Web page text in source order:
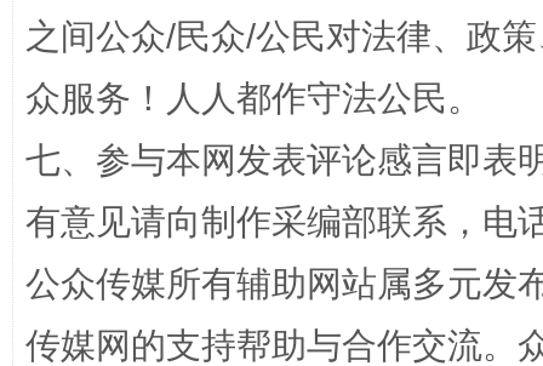
东山县通报“牛蛙产品抗生素超标问题” 法
之间公众/民众/公民对法律、政
众服务！人人都作守法公民。
七、参与本网发表评论感言即表
有意见请向制作采编部联系，电
公众传媒所有辅助网站属多元发
传媒网的支持帮助与合作交流。